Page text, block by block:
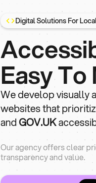
Digital Solutions For
Easy
We develop visually
websites that
andGOV.UK
Our agency offers clear
transparency and value.